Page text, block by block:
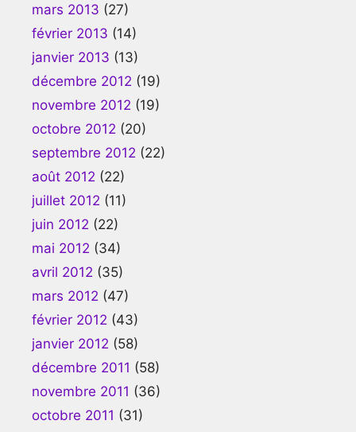
mars 2013 (27)
février 2013 (14)
janvier 2013 (13)
décembre 2012 (19)
novembre 2012 (19)
octobre 2012 (20)
septembre 2012 (22)
août 2012 (22)
juillet 2012 (11)
juin 2012 (22)
mai 2012 (34)
avril 2012 (35)
mars 2012 (47)
février 2012 (43)
janvier 2012 (58)
décembre 2011 (58)
novembre 2011 (36)
octobre 2011 (31)